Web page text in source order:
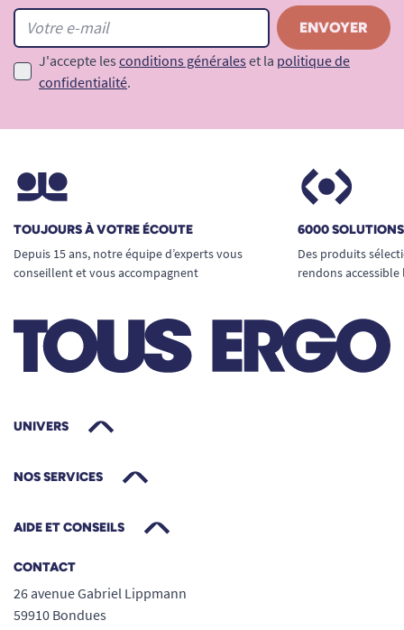
J'accepte les conditions générales et la politique de
confidentialité.
TOUJOURS À VOTRE ÉCOUTE
Depuis 15 ans, notre équipe d’experts vous
conseillent et vous accompagnent
6000
Des produits
rendons
UNIVERS
NOS SERVICES
AIDE ET CONSEILS
CONTACT
26 avenue Gabriel Lippmann
59910 Bondues